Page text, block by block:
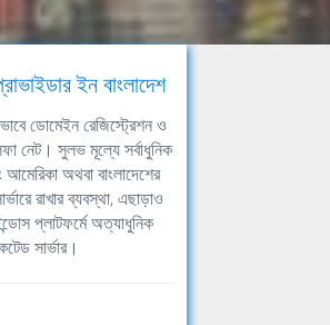
ইন বাংলাদেশ
ভাবে ডোমেইন রেজিস্ট্রেশন ও
নেট। সুলভ মূল্যে সর্বাধুনিক
অথবা বাংলাদেশের
রাখার ব্যবস্থা, এছাড়াও
প্লাটফর্মে অত্যাধুনিক
সার্ভার।